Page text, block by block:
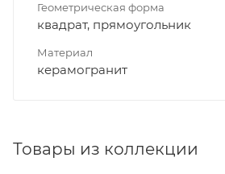
Геометрическая форма
квадрат, прямоугольник
Материал
керамогранит
Товары из коллекции